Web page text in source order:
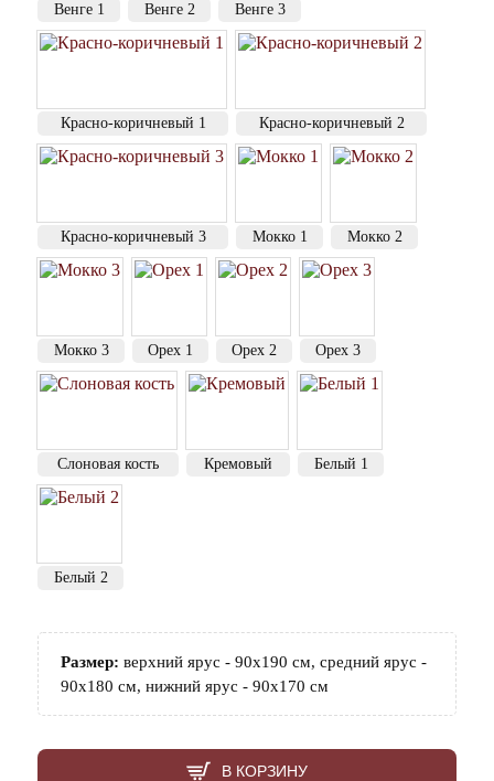
Венге 1 Венге 2 Венге 3
Красно-коричневый 1 Красно-коричневый 2
Красно-коричневый 3 Мокко 1 Мокко 2
Мокко 3 Орех 1 Орех 2 Орех 3
Слоновая кость Кремовый Белый 1
Белый 2
Размер: верхний ярус - 90х190 см, средний ярус -
90х180 см, нижний ярус - 90х170 см
В КОРЗИНУ